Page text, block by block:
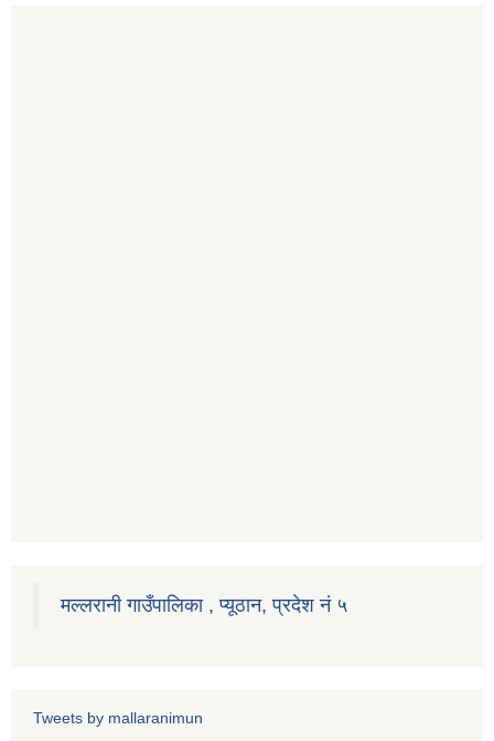
मल्लरानी गाउँपालिका , प्यूठान, प्रदेश नं ५
Tweets by mallaranimun